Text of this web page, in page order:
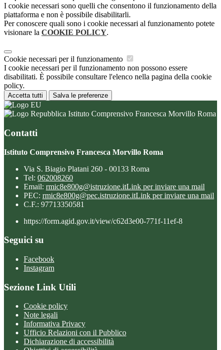
I cookie necessari sono quelli che consentono il funzionamento della
piattaforma e non è possibile disabilitarli.
Per conoscere quali sono i cookie necessari al funzionamento potete
visionare la COOKIE POLICY.
Cookie necessari per il funzionamento
I cookie necessari per il funzionamento non possono essere
disabilitati. È possibile consultare l'elenco nella pagina della cookie
policy.
Accetta tutti Salva le preferenze
Istituto Comprensivo Francesca Morvillo Roma
Contatti
Istituto Comprensivo Francesca Morvillo Roma
Via S. Biagio Platani 260 - 00133 Roma
Tel: 062008260
Email: rmic8e800g@istruzione.itLink per inviare una mail
PEC: rmic8e800g@pec.istruzione.itLink per inviare una mail
C.F.: 97713350581
https://form.agid.gov.it/view/c62d3e00-771f-11ef-8
Seguici su
Facebook
Instagram
Sezione Link Utili
Cookie policy
Note legali
Informativa Privacy
Ufficio Relazioni con il Pubblico
Dichiarazione di accessibilità